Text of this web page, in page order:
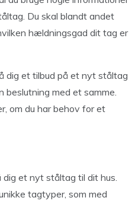
Du skal blandt andet
hældningsgad dit tag er
dig et tilbud på et nyt ståltag
beslutning med et samme.
om du har behov for et
dig et nyt ståltag til dit hus.
tagtyper, som med